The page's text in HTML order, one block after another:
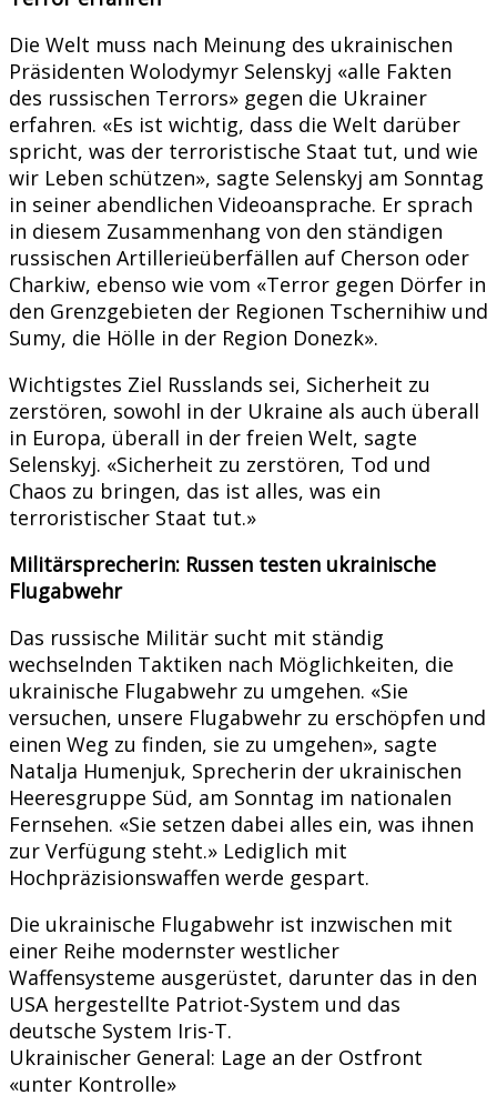
Die Welt muss nach Meinung des ukrainischen
Präsidenten Wolodymyr Selenskyj «alle Fakten
des russischen Terrors» gegen die Ukrainer
erfahren. «Es ist wichtig, dass die Welt darüber
spricht, was der terroristische Staat tut, und wie
wir Leben schützen», sagte Selenskyj am Sonntag
in seiner abendlichen Videoansprache. Er sprach
in diesem Zusammenhang von den ständigen
russischen Artillerieüberfällen auf Cherson oder
Charkiw, ebenso wie vom «Terror gegen Dörfer in
den Grenzgebieten der Regionen Tschernihiw und
Sumy, die Hölle in der Region Donezk».
Wichtigstes Ziel Russlands sei, Sicherheit zu
zerstören, sowohl in der Ukraine als auch überall
in Europa, überall in der freien Welt, sagte
Selenskyj. «Sicherheit zu zerstören, Tod und
Chaos zu bringen, das ist alles, was ein
terroristischer Staat tut.»
Militärsprecherin: Russen testen ukrainische
Flugabwehr
Das russische Militär sucht mit ständig
wechselnden Taktiken nach Möglichkeiten, die
ukrainische Flugabwehr zu umgehen. «Sie
versuchen, unsere Flugabwehr zu erschöpfen und
einen Weg zu finden, sie zu umgehen», sagte
Natalja Humenjuk, Sprecherin der ukrainischen
Heeresgruppe Süd, am Sonntag im nationalen
Fernsehen. «Sie setzen dabei alles ein, was ihnen
zur Verfügung steht.» Lediglich mit
Hochpräzisionswaffen werde gespart.
Die ukrainische Flugabwehr ist inzwischen mit
einer Reihe modernster westlicher
Waffensysteme ausgerüstet, darunter das in den
USA hergestellte Patriot-System und das
deutsche System Iris-T.
Ukrainischer General: Lage an der Ostfront
«unter Kontrolle»